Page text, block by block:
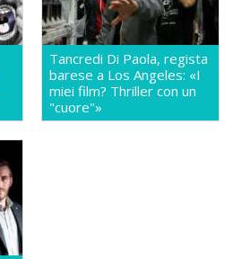
Tancredi Di Paola, regista
barese a Los Angeles: «I
miei film? Thriller con un
"cuore"»